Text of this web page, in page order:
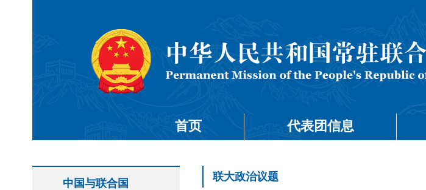
首页 代表团信息
中国与联合国
联大政治议题